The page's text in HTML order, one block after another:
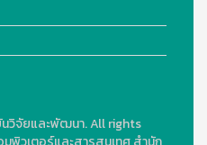
วิจัยและพัฒนา. All rights